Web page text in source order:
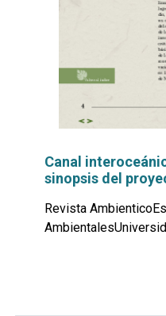
Canal
sinopsis del
Revista